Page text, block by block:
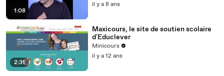
1:08
il y a 8 ans
2:31
Maxicours, le site de soutien scolaire
d'Educlever
Minicours
il y a 12 ans